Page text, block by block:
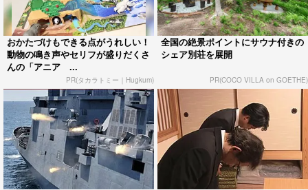
おかたづけもできる点がうれしい！
動物の鳴き声やセリフが盛りだくさ
んの「アニア ...
PR(タカラトミー｜Hugkum)
全国の絶景ポイントにサウナ付きの
シェア別荘を展開
PR(COCO VILLA on GOETHE)